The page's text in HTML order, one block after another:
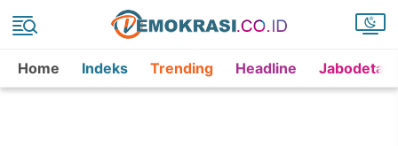
Home Indeks Trending Headline